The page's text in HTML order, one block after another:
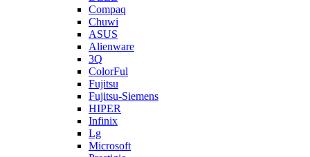
Compaq
Chuwi
ASUS
Alienware
3Q
ColorFul
Fujitsu
Fujitsu-Siemens
HIPER
Infinix
Lg
Microsoft